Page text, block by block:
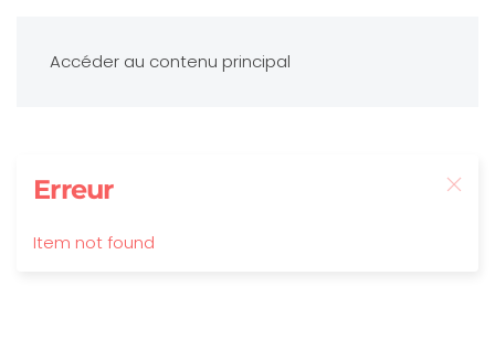
Accéder au contenu principal
Erreur
Item not found